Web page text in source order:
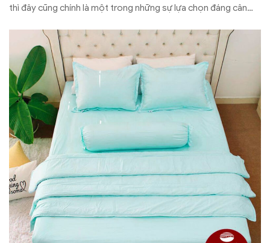
thì đây cũng chính là một trong những sự lựa chọn đáng cân
sưu tập chăn ga gối một màu đẹp nhất, mới nhất để bạn tham
khảo.